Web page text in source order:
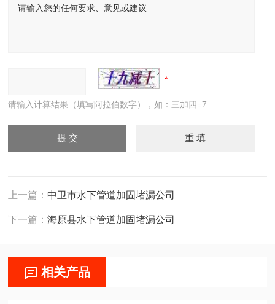
请输入计算结果（填写阿拉伯数字），如：三加四=7
上一篇： 中卫市水下管道加固堵漏公司
下一篇：海原县水下管道加固堵漏公司
相关产品